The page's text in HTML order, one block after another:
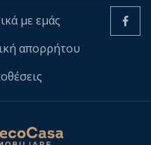
με εμάς
απορρήτου